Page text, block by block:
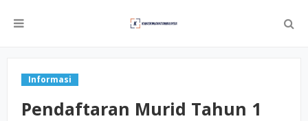
Informasi
Pendaftaran Murid Tahun 1